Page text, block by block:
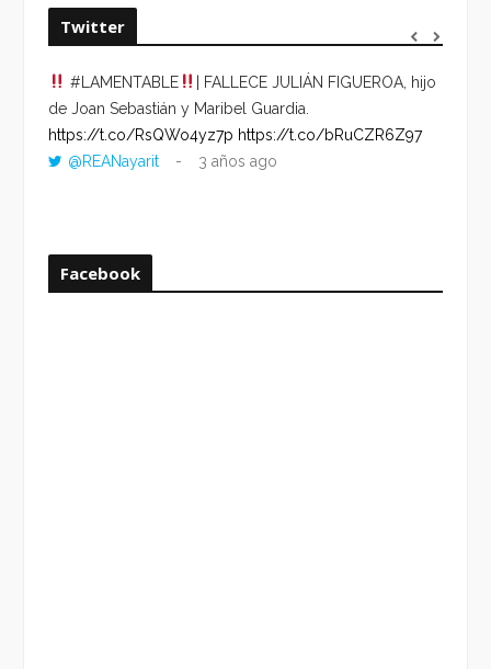
Twitter
#LAMENTABLE
| FALLECE JULIÁN FIGUEROA, hijo
de Joan Sebastián y Maribel Guardia.
https://t.co/RsQWo4yz7p https://t.co/bRuCZR6Z97
@REANayarit
3 años ago
Facebook